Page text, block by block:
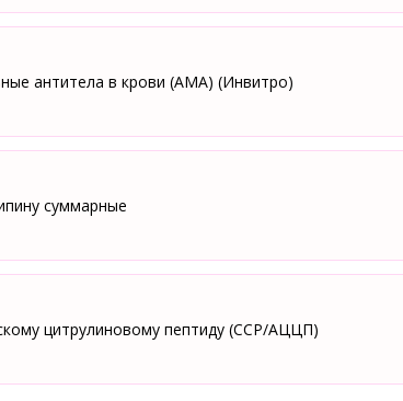
антитела в крови (АМА) (Инвитро)
суммарные
цитрулиновому пептиду (ССР/АЦЦП)